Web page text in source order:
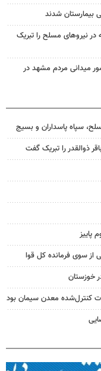
در نیروهای مسلح را تبریک
مردم مشهد در
ذوالقدر را تبریک گفت
پاییز
از سوی فرمانده کل قوا
کنترل‌شده معدن سیمان بود